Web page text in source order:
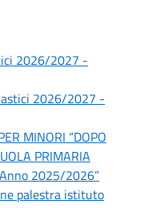
2026/2027 -
2026/2027 -
MINORI “DOPO
PRIMARIA
Anno 2025/2026”
palestra istituto